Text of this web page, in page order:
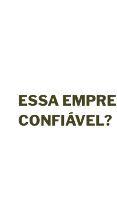
ESSA
CONFIÁVEL?